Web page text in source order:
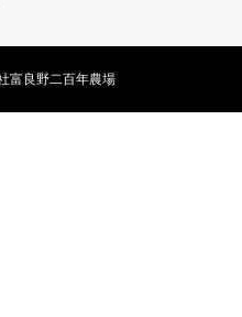
富良野二百年農場